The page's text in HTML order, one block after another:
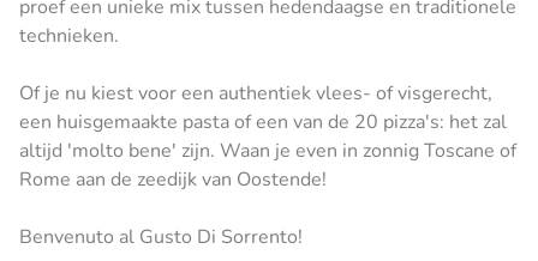
proef een unieke mix tussen hedendaagse en traditionele
technieken.
Of je nu kiest voor een authentiek vlees- of visgerecht,
een huisgemaakte pasta of een van de 20 pizza's: het zal
altijd 'molto bene' zijn. Waan je even in zonnig Toscane of
Rome aan de zeedijk van Oostende!
Benvenuto al Gusto Di Sorrento!